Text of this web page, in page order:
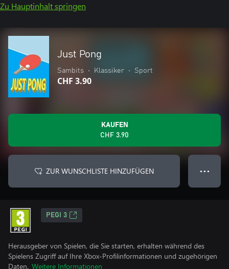
Zu Hauptinhalt springen
Just Pong
Sambits • Klassiker • Sport
CHF 3.90
KAUFEN
CHF 3.90
ZUR WUNSCHLISTE HINZUFÜGEN ● ● ●
PEGI 3
Herausgeber von Spielen, die Sie starten, erhalten während des
Spielens Zugriff auf Ihre Xbox-Profilinformationen und zugehörigen
Daten. Weitere Informationen